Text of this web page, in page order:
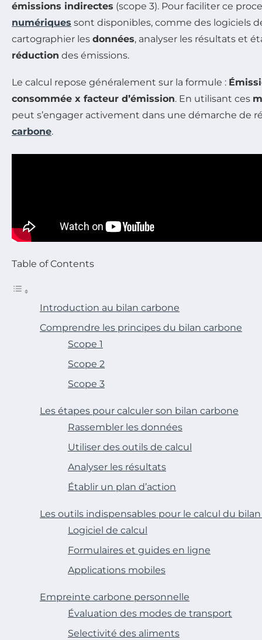
émissions indirectes (scope 3). Pour faciliter ce
numériques sont disponibles, comme des logiciels
cartographier les données, analyser les résultats et
réduction des émissions.
Le calcul repose généralement sur la formule :
consommée x facteur d’émission. En utilisant ces
peut s’engager activement dans une démarche de
carbone.
Table of Contents
Introduction au bilan carbone
Comprendre les principes du bilan carbone
Scope 1
Scope 2
Scope 3
Les étapes pour calculer son bilan carbone
Rassembler les données
Utiliser des outils de calcul
Analyser les résultats
Établir un plan d’action
Les outils indispensables pour le calcul du
Logiciel de calcul
Formulaires et guides en ligne
Applications mobiles
Empreinte carbone personnelle
Évaluation des modes de transport
Selectivité des aliments